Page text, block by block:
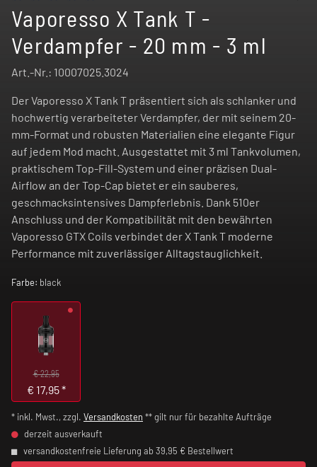
Vaporesso X Tank T -
Verdampfer - 20 mm - 3 ml
Art.-Nr.: 10007025.3024
Der Vaporesso X Tank T präsentiert sich als schlanker und
hochwertig verarbeiteter Verdampfer, der mit seinem 20-
mm-Format und robusten Materialien eine elegante Figur
auf jedem Mod macht. Ausgestattet mit 3 ml Tankvolumen,
praktischem Top-Fill-System und einer präzisen Dual-
Airflow an der Top-Cap bietet er ein sauberes,
geschmacksintensives Dampferlebnis. Dank 510er
Anschluss und der Kompatibilität mit den bewährten
Vaporesso GTX Coils verbindet der X Tank T moderne
Performance mit zuverlässiger Alltagstauglichkeit.
Farbe: black
€ 22,95
€ 17,95*
* inkl. Mwst., zzgl. Versandkosten ** gilt nur für bezahlte Aufträge
derzeit ausverkauft
versandkostenfreie Lieferung ab 39,95 € Bestellwert